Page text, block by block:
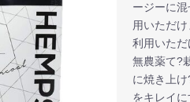
ージーに
用いただ
利用いただ
無農薬て?
に焼き上
をキレイ